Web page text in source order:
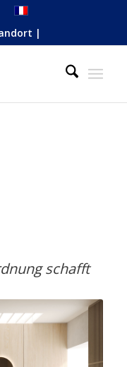
|
schafft